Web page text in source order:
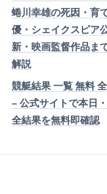
蜷川幸雄の死因・育
優・シェイクスピア
新・映画監督作品ま
解説
競艇結果 一覧 無料
– 公式サイトで本日
全結果を無料即確認